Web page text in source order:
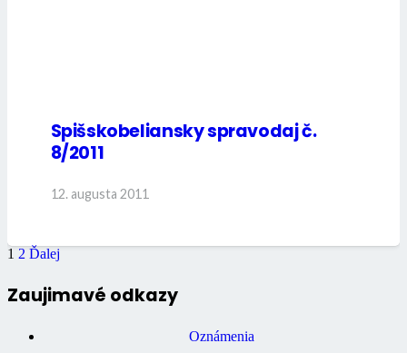
Spišskobeliansky spravodaj č.
8/2011
12. augusta 2011
1 2 Ďalej
Zaujimavé odkazy
Oznámenia